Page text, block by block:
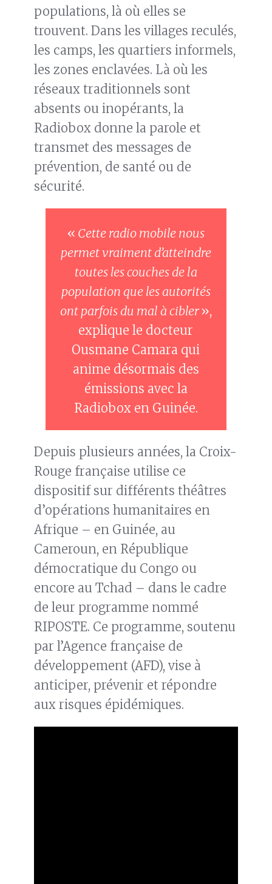
populations, là où elles se
trouvent. Dans les villages reculés,
les camps, les quartiers informels,
les zones enclavées. Là où les
réseaux traditionnels sont
absents ou inopérants, la
Radiobox donne la parole et
transmet des messages de
prévention, de santé ou de
sécurité.
« Cette radio mobile nous
permet vraiment d’atteindre
toutes les couches de la
population que les autorités
ont parfois du mal à cibler»,
explique le docteur
Ousmane Camara qui
anime désormais des
émissions avec la
Radiobox en Guinée.
Depuis plusieurs années, la Croix-
Rouge française utilise ce
dispositif sur différents théâtres
d’opérations humanitaires en
Afrique – en Guinée, au
Cameroun, en République
démocratique du Congo ou
encore au Tchad – dans le cadre
de leur programme nommé
RIPOSTE. Ce programme, soutenu
par l’Agence française de
développement (AFD), vise à
anticiper, prévenir et répondre
aux risques épidémiques.